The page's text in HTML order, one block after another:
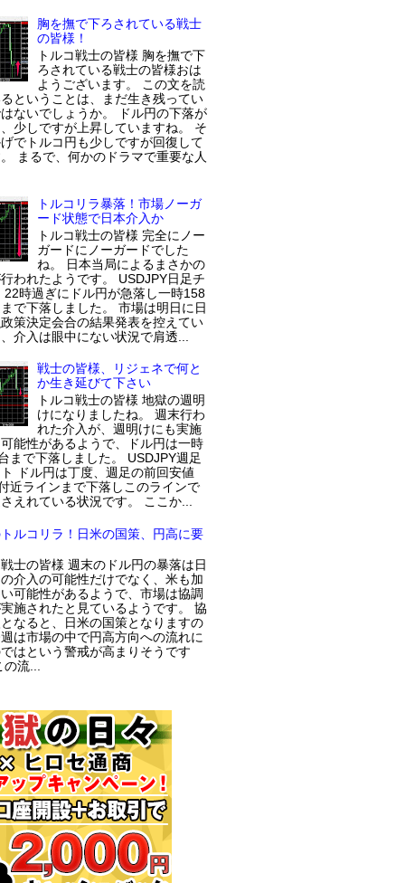
胸を撫で下ろされている戦士
の皆様！
トルコ戦士の皆様 胸を撫で下
ろされている戦士の皆様おは
ようございます。 この文を読
ということは、まだ生き残ってい
ないでしょうか。 ドル円の下落が
少しですが上昇していますね。 そ
でトルコ円も少しですが回復して
まるで、何かのドラマで重要な人
トルコリラ暴落！市場ノーガ
ード状態で日本介入か
トルコ戦士の皆様 完全にノー
ガードにノーガードでした
ね。 日本当局によるまさかの
われたようです。 USDJPY日足チ
22時過ぎにドル円が急落し一時158
で下落しました。 市場は明日に日
策決定会合の結果発表を控えてい
介入は眼中にない状況で肩透...
戦士の皆様、リジェネで何と
か生き延びて下さい
トルコ戦士の皆様 地獄の週明
けになりましたね。 週末行わ
れた介入が、週明けにも実施
能性があるようで、ドル円は一時
まで下落しました。 USDJPY週足
ドル円は丁度、週足の前回安値
近ラインまで下落しこのラインで
えれている状況です。 ここか...
ルコリラ！日米の国策、円高に要
士の皆様 週末のドル円の暴落は日
介入の可能性だけでなく、米も加
可能性があるようで、市場は協調
施されたと見ているようです。 協
なると、日米の国策となりますの
は市場の中で円高方向への流れに
はという警戒が高まりそうです
の流...